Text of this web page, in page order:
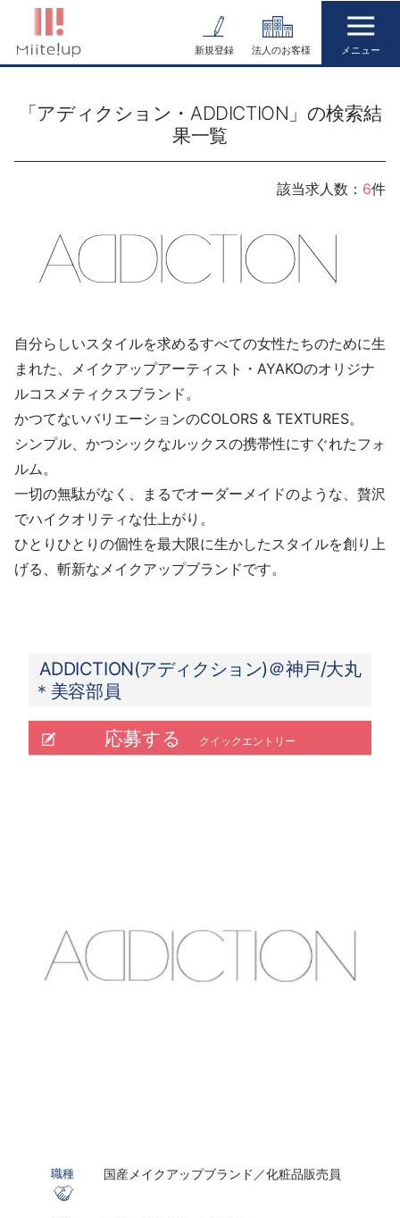
テ
新規登録 法人のお客様
「アディクション・ADDICTION」の検索結
果一覧
該当求人数： 6件
自分らしいスタイルを求めるすべての女性たちのために生
まれた、メイクアップアーティスト・AYAKOのオリジナ
ルコスメティクスブランド。
かつてないバリエーションのCOLORS & TEXTURES。
シンプル、かつシックなルックスの携帯性にすぐれたフォ
ルム。
一切の無駄がなく、まるでオーダーメイドのような、贅沢
でハイクオリティな仕上がり。
ひとりひとりの個性を最大限に生かしたスタイルを創り上
げる、斬新なメイクアップブランドです。
ADDICTION(アディクション)＠神戸/大丸
＊美容部員
応募する クイックエントリー
職種 国産メイクアップブランド／化粧品販売員